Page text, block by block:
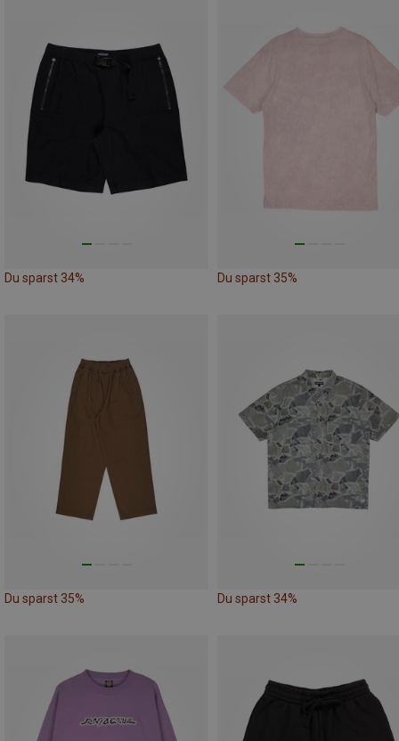
Du sparst 34% Du sparst 35%
Du sparst 35% Du sparst 34%